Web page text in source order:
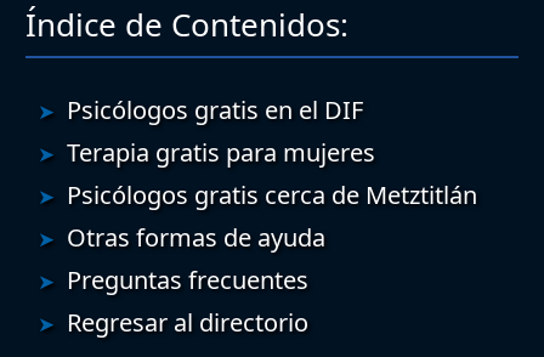
Índice de Contenidos:
Psicólogos gratis en el DIF
Terapia gratis para mujeres
Psicólogos gratis cerca de Metztitlán
Otras formas de ayuda
Preguntas frecuentes
Regresar al directorio